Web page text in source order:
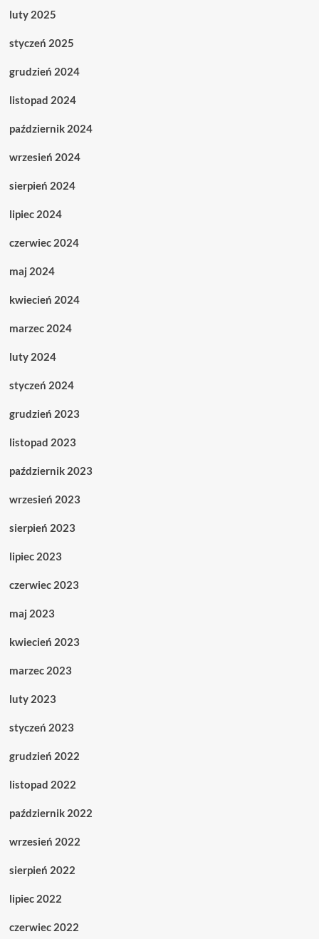
luty 2025
styczeń 2025
grudzień 2024
listopad 2024
październik 2024
wrzesień 2024
sierpień 2024
lipiec 2024
czerwiec 2024
maj 2024
kwiecień 2024
marzec 2024
luty 2024
styczeń 2024
grudzień 2023
listopad 2023
październik 2023
wrzesień 2023
sierpień 2023
lipiec 2023
czerwiec 2023
maj 2023
kwiecień 2023
marzec 2023
luty 2023
styczeń 2023
grudzień 2022
listopad 2022
październik 2022
wrzesień 2022
sierpień 2022
lipiec 2022
czerwiec 2022